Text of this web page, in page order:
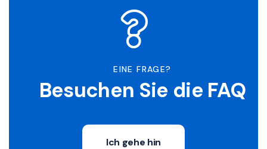
EINE FRAGE?
Besuchen Sie die FAQ
Ich gehe hin